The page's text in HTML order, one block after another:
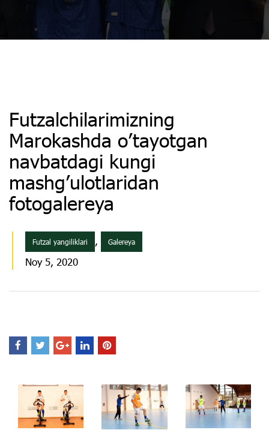
Futzalchilarimizning
Marokashda o’tayotgan
navbatdagi kungi
mashg’ulotlaridan
fotogalereya
Futzal yangiliklari , Galereya
Noy 5, 2020